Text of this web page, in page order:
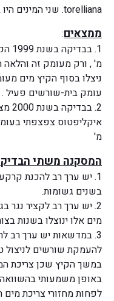
torelliana. שני המינים היו בגיל 7 שנים.
ממצאים:
מ' , ורק מעומק זה והלאה
עומק בית-שורשים פעיל .
2.
מ'
המסקנה משתי
1. יש ערך רב להכנת
בשנים גשומות.
2. יש ערך רב לקציר נגר
מים אלו ינוצלו בשנות
3. במדשאות יש ערך רב
להעמקת שורשים לניצול
במשך הקיץ שכן צריכת
באופן משמעותי בהשוואה